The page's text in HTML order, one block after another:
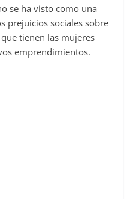
se ha visto como una
prejuicios sociales sobre
tienen las mujeres
emprendimientos.